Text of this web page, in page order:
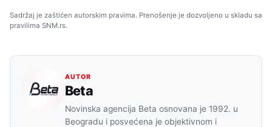
Sadržaj je zaštićen autorskim pravima. Prenošenje je dozvoljeno u skladu sa
pravilima SNM.rs.
AUTOR
Beta
Novinska agencija Beta osnovana je 1992. u
Beogradu i posvećena je objektivnom i